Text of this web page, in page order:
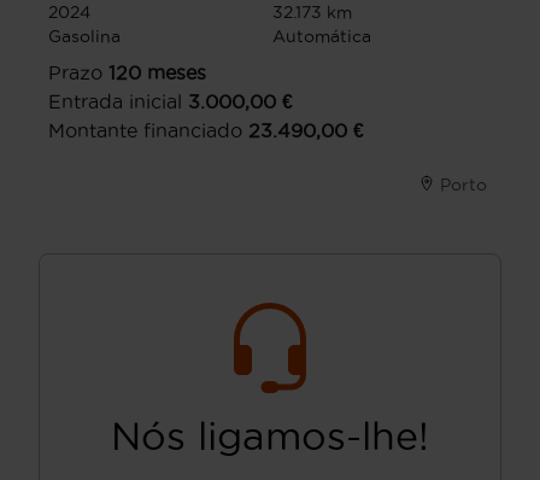
2024
32.173 km
Gasolina
Automática
Prazo 120 meses
Entrada inicial
3.000,00 €
Montante financiado 23.490,00 €
Porto
Nós ligamos-lhe!